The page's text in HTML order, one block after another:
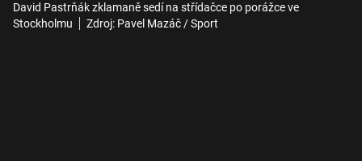
David Pastrňák zklamaně sedí na střídačce po porážce ve
Stockholmu
Zdroj: Pavel Mazáč / Sport